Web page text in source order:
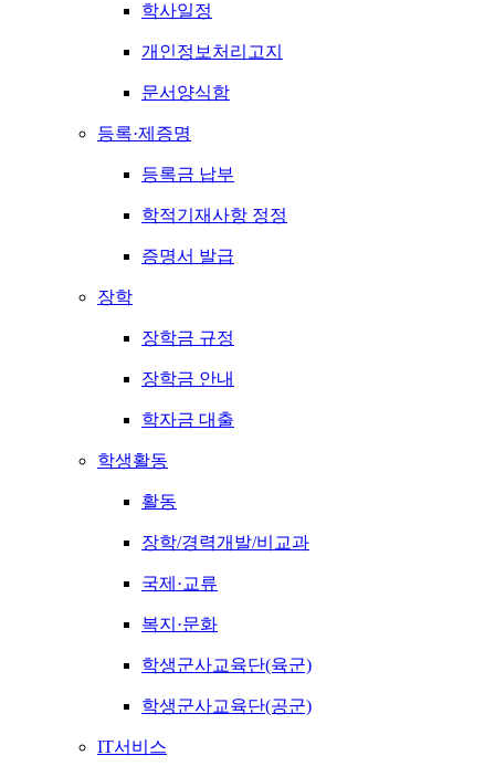
학사일정
개인정보처리고지
문서양식함
등록·제증명
등록금 납부
학적기재사항 정정
증명서 발급
장학
장학금 규정
장학금 안내
학자금 대출
학생활동
활동
장학/경력개발/비교과
국제·교류
복지·문화
학생군사교육단(육군)
학생군사교육단(공군)
IT서비스